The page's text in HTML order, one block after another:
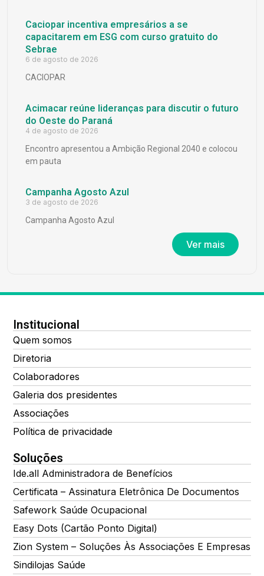
Caciopar incentiva empresários a se
capacitarem em ESG com curso gratuito do
Sebrae
6 de agosto de 2026
CACIOPAR
Acimacar reúne lideranças para discutir o futuro
do Oeste do Paraná
4 de agosto de 2026
Encontro apresentou a Ambição Regional 2040 e colocou
em pauta
Campanha Agosto Azul
3 de agosto de 2026
Campanha Agosto Azul
Ver mais
Institucional
Quem somos
Diretoria
Colaboradores
Galeria dos presidentes
Associações
Política de privacidade
Soluções
Ide.all Administradora de Benefícios
Certificata – Assinatura Eletrônica De Documentos
Safework Saúde Ocupacional
Easy Dots (Cartão Ponto Digital)
Zion System – Soluções Às Associações E Empresas
Sindilojas Saúde